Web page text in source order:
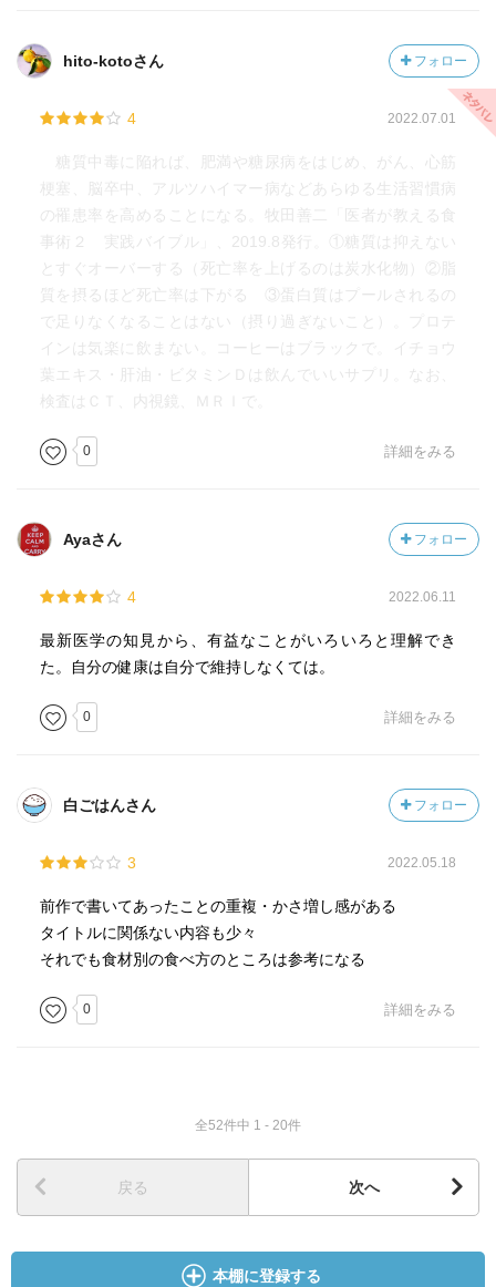
hito-kotoさん フォロー
4 2022.07.01
糖質中毒に陥れば、肥満や糖尿病をはじめ、がん、心筋
梗塞、脳卒中、アルツハイマー病などあらゆる生活習慣病
の罹患率を高めることになる。牧田善二「医者が教える食
事術２ 実践バイブル」、2019.8発行。①糖質は抑えない
とすぐオーバーする（死亡率を上げるのは炭水化物）②脂
質を摂るほど死亡率は下がる ③蛋白質はプールされるの
で足りなくなることはない（摂り過ぎないこと）。プロテ
インは気楽に飲まない。コーヒーはブラックで。イチョウ
葉エキス・肝油・ビタミンＤは飲んでいいサプリ。なお、
検査はＣＴ、内視鏡、ＭＲＩで。
0 詳細をみる
Ayaさん フォロー
4 2022.06.11
最新医学の知見から、有益なことがいろいろと理解でき
た。自分の健康は自分で維持しなくては。
0 詳細をみる
白ごはんさん フォロー
3 2022.05.18
前作で書いてあったことの重複・かさ増し感がある
タイトルに関係ない内容も少々
それでも食材別の食べ方のところは参考になる
0 詳細をみる
全52件中 1 - 20件
戻る 次へ
本棚に登録する